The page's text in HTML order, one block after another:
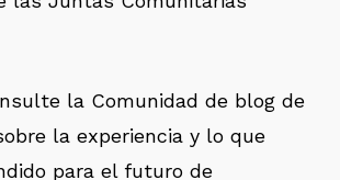
la Comunidad de blog de
la experiencia y lo que
para el futuro de